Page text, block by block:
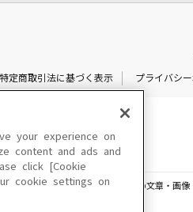
特定商取引法に基づく表示
プライバシ
このサイトに掲載されている一切の文章・画
your experience on
content and ads and
click [Cookie
cookie settings on